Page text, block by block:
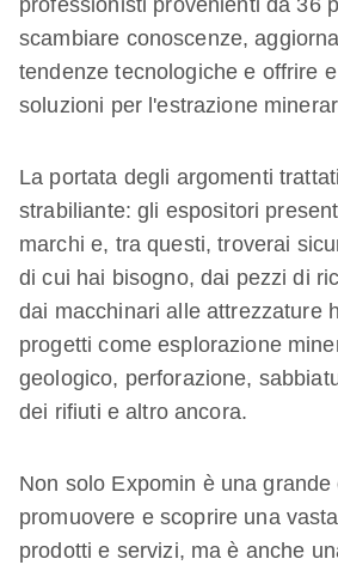
professionisti provenienti da 36
scambiare conoscenze,
tendenze tecnologiche e offrire
soluzioni per l'estrazione
La portata degli argomenti
strabiliante: gli espositori
marchi e, tra questi, troverai
di cui hai bisogno, dai pezzi di
dai macchinari alle attrezzature
progetti come esplorazione
geologico, perforazione,
dei rifiuti e altro ancora.
Non solo Expomin è una
promuovere e scoprire una
prodotti e servizi, ma è anche